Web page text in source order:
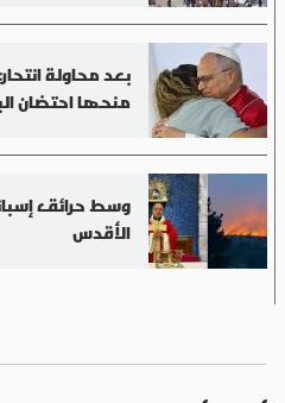
بعد محاولة
منحها احتضان
وسط حرائق
الأقدس